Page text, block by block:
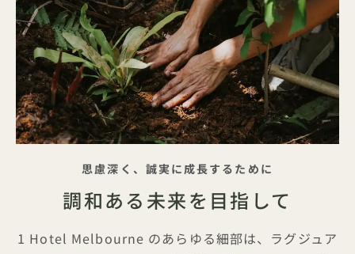
キャッチフレーズ
思慮深く、誠実に成長するために
調和ある未来を目指して
1 Hotel Melbourne のあらゆる細部は、ラグジュア